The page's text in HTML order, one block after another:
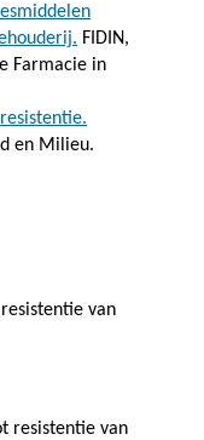
FIDIN,
Farmacie in
en Milieu.
van
resistentie van